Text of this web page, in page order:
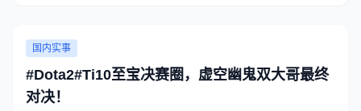
国内实事
#Dota2#Ti10至宝决赛圈，虚空幽鬼双大哥最终
对决！